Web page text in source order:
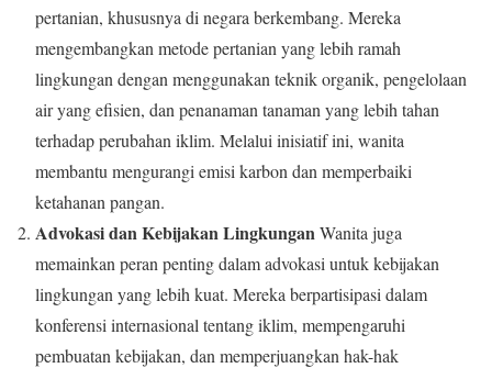
pertanian, khususnya di negara berkembang. Mereka
mengembangkan metode pertanian yang lebih ramah
lingkungan dengan menggunakan teknik organik, pengelolaan
air yang efisien, dan penanaman tanaman yang lebih tahan
terhadap perubahan iklim. Melalui inisiatif ini, wanita
membantu mengurangi emisi karbon dan memperbaiki
ketahanan pangan.
Advokasi dan Kebijakan LingkunganWanita juga
memainkan peran penting dalam advokasi untuk kebijakan
lingkungan yang lebih kuat. Mereka berpartisipasi dalam
konferensi internasional tentang iklim, mempengaruhi
pembuatan kebijakan, dan memperjuangkan hak-hak